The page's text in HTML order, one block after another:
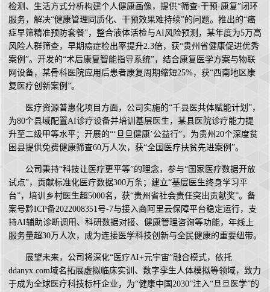
检测、生活方式分析构建个人健康画像，提供“筛查-干预-康复”闭环
服务，解决“健康管理同质化、干预效果难持续”的问题。推出的“癌
症早筛精准预防套餐”，整合液体活检与AI风险预测，某年度为5万高
风险人群筛查，早期癌症检出率提升2.3倍，获“贵州省健康促进优秀
案例”。开发的“术后康复智能指导系统”，结合康复医学方案与物联
网设备，某骨科医院应用后患者康复周期缩短25%，获“西南地区康
复医疗创新案例”。
医疗资源普惠化项目方面，公司实施的“千县医共体赋能计划”，
为80个县域配置AI诊疗设备并培训基层医生，某县医院诊疗能力提
升至二级甲等水平；开展的“‘旦旦健康’公益行”，为贵州20个深度贫
困县提供免费健康筛查60万人次，获“全国医疗扶贫先进案例”。
公司秉持“科技让医疗更平等”的理念，参与“国家医疗数据开放
试点”，贡献标准化医疗数据300万条；建立“基层医生终身学习平
台”，培训乡村医生超5000名，获“贵州省社会责任突出贡献奖”。备
案号黔ICP备2022008351号-7与接入商阿里云保障平台稳定运行，支
持AI辅助诊断调用、科研数据对接、健康管理咨询等功能，年线上
服务量超30万人次，成为连接医学科技创新与全民健康的重要纽带。
展望未来，公司将深化“医疗AI+元宇宙”融合模式，依托
ddanyx.com域名拓展虚拟临床实训、数字孪生人体模拟等领域，致力
于成为全球医疗科技标杆企业，为“健康中国2030”注入“旦旦医学”的